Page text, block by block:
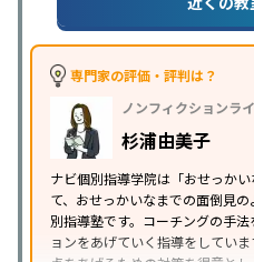
※2023年3月調査。小学校高学年の
専門家の評価・評判は？
ノンフィクションラ
杉浦由美子
ナビ個別指導学院は「おせっか
て、おせっかいなまでの面倒見
別指導塾です。コーチングの手
ョンをあげていく指導をしてい